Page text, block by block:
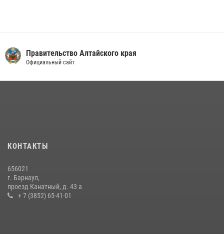
Правительство Алтайского края
Официальный сайт
КОНТАКТЫ
656021
г. Барнаул,
проезд Канатный, д. 43 а
+ 7 (3852) 65-41-01